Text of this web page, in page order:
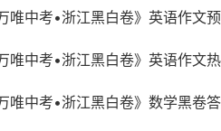
唯中考•浙江黑白卷》英语作文
唯中考•浙江黑白卷》英语作文
唯中考•浙江黑白卷》数学黑卷